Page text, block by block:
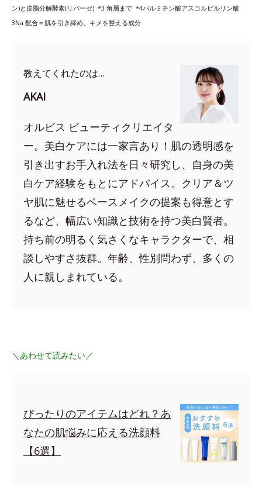
ン)と皮脂分解酵素(リパーゼ) *3 角層まで *4パルミチン酸アスコルビルリン酸
3Na 配合＝肌を引き締め、キメを整える成分
教えてくれたのは…
AKAI
オルビス ビューティクリエイタ
ー。美白ケアには一家言あり！肌の透明感を
引き出すお手入れ法を日々研究し、自身の美
白ケア経験をもとにアドバイス。クリア＆ツ
ヤ肌に魅せるベースメイクの提案も得意とす
るなど、幅広い知識と技術を持つ美白賢者。
持ち前の明るく気さくなキャラクターで、相
談しやすさ抜群。年齢、性別問わず、多くの
人に親しまれている。
＼あわせて読みたい／
ぴったりのアイテムはどれ？あ
なたの肌悩みに応える洗顔料
【6選】